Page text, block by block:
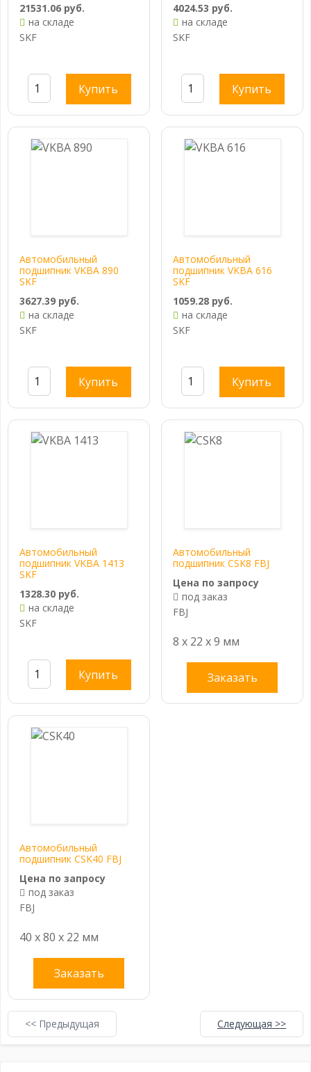
21531.06 руб.
на складе
SKF
Купить
4024.53 руб.
на складе
SKF
Купить
Автомобильный
подшипник VKBA 890
SKF
3627.39 руб.
на складе
SKF
Купить
Автомобильный
подшипник VKBA 616
SKF
1059.28 руб.
на складе
SKF
Купить
Автомобильный
подшипник VKBA 1413
SKF
1328.30 руб.
на складе
SKF
Купить
Автомобильный
подшипник CSK8 FBJ
Цена по запросу
под заказ
FBJ
8 x 22 x 9 мм
Заказать
Автомобильный
подшипник CSK40 FBJ
Цена по запросу
под заказ
FBJ
40 x 80 x 22 мм
Заказать
<< Предыдущая Следующая >>